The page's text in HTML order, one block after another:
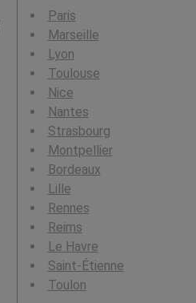
Paris
Marseille
Lyon
Toulouse
Nice
Nantes
Strasbourg
Montpellier
Bordeaux
Lille
Rennes
Reims
Le Havre
Saint-Étienne
Toulon